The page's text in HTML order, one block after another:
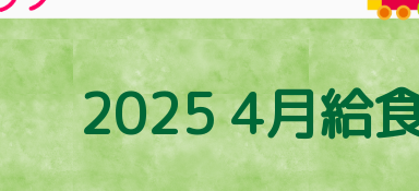
2025 4月給